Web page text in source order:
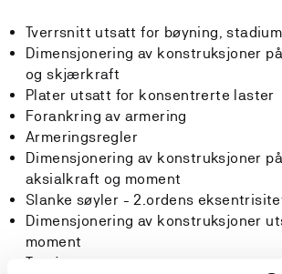
Tverrsnitt utsatt for bøyning, stadium
Dimensjonering av konstruksjoner
og skjærkraft
Plater utsatt for konsentrerte laster
Forankring av armering
Armeringsregler
Dimensjonering av konstruksjoner
aksialkraft og moment
Slanke søyler - 2.ordens
Dimensjonering av konstruksjoner
moment
Torsjon